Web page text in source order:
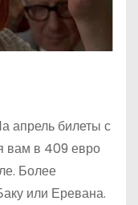
апрель билеты с
вам в 409 евро
Более
или Еревана.